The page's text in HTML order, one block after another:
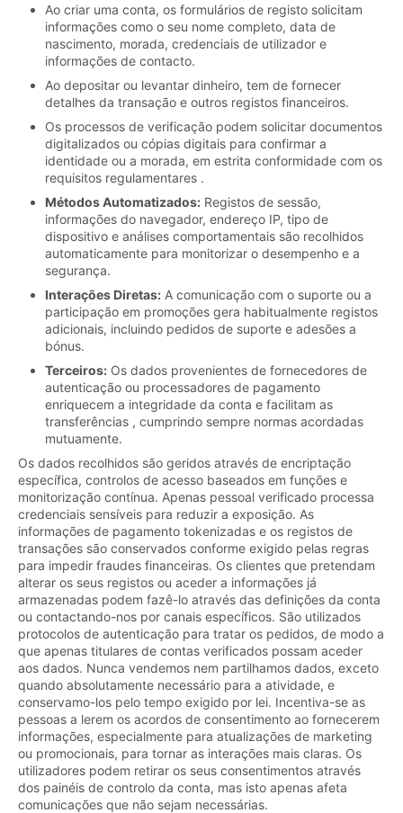
Ao criar uma conta, os formulários de registo solicitam
informações como o seu nome completo, data de
nascimento, morada, credenciais de utilizador e
informações de contacto.
Ao depositar ou levantar dinheiro, tem de fornecer
detalhes da transação e outros registos financeiros.
Os processos de verificação podem solicitar documentos
digitalizados ou cópias digitais para confirmar a
identidade ou a morada, em estrita conformidade com os
requisitos regulamentares .
Métodos Automatizados: Registos de sessão,
informações do navegador, endereço IP, tipo de
dispositivo e análises comportamentais são recolhidos
automaticamente para monitorizar o desempenho e a
segurança.
Interações Diretas: A comunicação com o suporte ou a
participação em promoções gera habitualmente registos
adicionais, incluindo pedidos de suporte e adesões a
bónus.
Terceiros: Os dados provenientes de fornecedores de
autenticação ou processadores de pagamento
enriquecem a integridade da conta e facilitam as
transferências , cumprindo sempre normas acordadas
mutuamente.
Os dados recolhidos são geridos através de encriptação
específica, controlos de acesso baseados em funções e
monitorização contínua. Apenas pessoal verificado processa
credenciais sensíveis para reduzir a exposição. As
informações de pagamento tokenizadas e os registos de
transações são conservados conforme exigido pelas regras
para impedir fraudes financeiras. Os clientes que pretendam
alterar os seus registos ou aceder a informações já
armazenadas podem fazê-lo através das definições da conta
ou contactando-nos por canais específicos. São utilizados
protocolos de autenticação para tratar os pedidos, de modo a
que apenas titulares de contas verificados possam aceder
aos dados. Nunca vendemos nem partilhamos dados, exceto
quando absolutamente necessário para a atividade, e
conservamo-los pelo tempo exigido por lei. Incentiva-se as
pessoas a lerem os acordos de consentimento ao fornecerem
informações, especialmente para atualizações de marketing
ou promocionais, para tornar as interações mais claras. Os
utilizadores podem retirar os seus consentimentos através
dos painéis de controlo da conta, mas isto apenas afeta
comunicações que não sejam necessárias.